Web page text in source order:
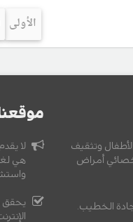
الأولى
وتثقيف
أخصائي أمراض
الخطيب.
لا
هي
يحقق